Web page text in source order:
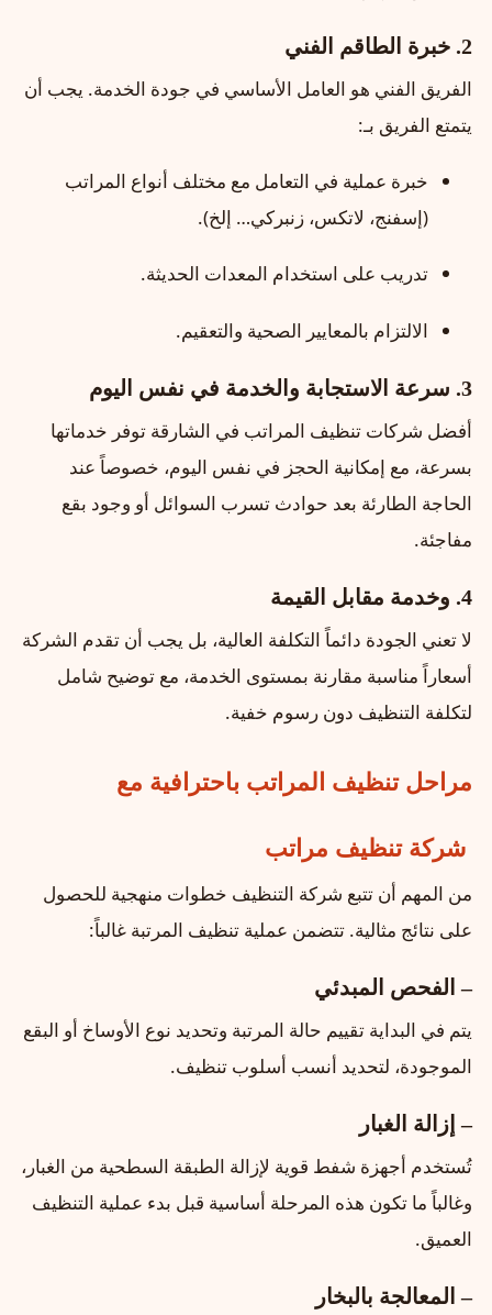
2. خبرة الطاقم الفني
الفريق الفني هو العامل الأساسي في جودة الخدمة. يجب أن
يتمتع الفريق بـ:
خبرة عملية في التعامل مع مختلف أنواع المراتب
(إسفنج، لاتكس، زنبركي… إلخ).
تدريب على استخدام المعدات الحديثة.
الالتزام بالمعايير الصحية والتعقيم.
3. سرعة الاستجابة والخدمة في نفس اليوم
أفضل شركات تنظيف المراتب في الشارقة توفر خدماتها
بسرعة، مع إمكانية الحجز في نفس اليوم، خصوصاً عند
الحاجة الطارئة بعد حوادث تسرب السوائل أو وجود بقع
مفاجئة.
4. وخدمة مقابل القيمة
لا تعني الجودة دائماً التكلفة العالية، بل يجب أن تقدم الشركة
أسعاراً مناسبة مقارنة بمستوى الخدمة، مع توضيح شامل
لتكلفة التنظيف دون رسوم خفية.
مراحل تنظيف المراتب باحترافية مع
شركة تنظيف مراتب
من المهم أن تتبع شركة التنظيف خطوات منهجية للحصول
على نتائج مثالية. تتضمن عملية تنظيف المرتبة غالباً:
– الفحص المبدئي
يتم في البداية تقييم حالة المرتبة وتحديد نوع الأوساخ أو البقع
الموجودة، لتحديد أنسب أسلوب تنظيف.
– إزالة الغبار
تُستخدم أجهزة شفط قوية لإزالة الطبقة السطحية من الغبار،
وغالباً ما تكون هذه المرحلة أساسية قبل بدء عملية التنظيف
العميق.
– المعالجة بالبخار